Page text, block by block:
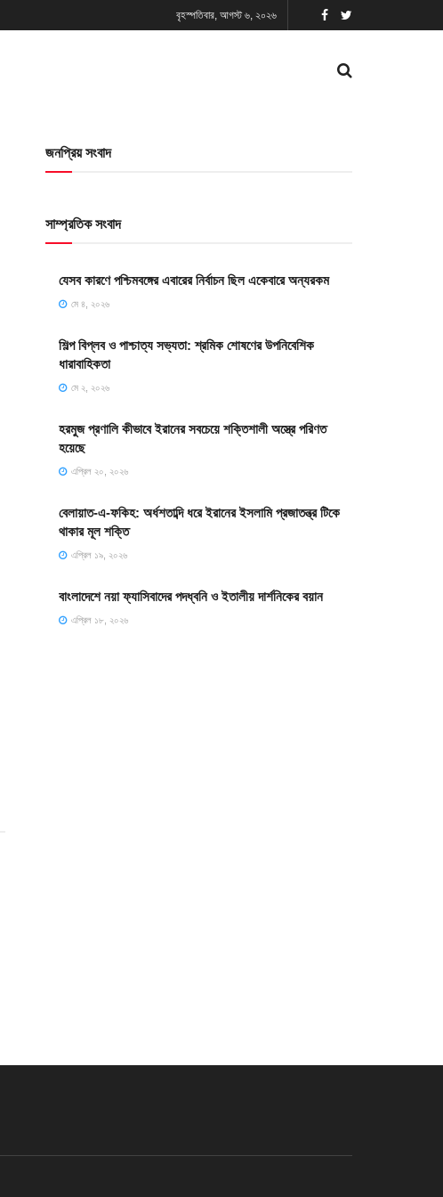
বৃহস্পতিবার, আগস্ট ৬, ২০২৬
জনপ্রিয় সংবাদ
সাম্প্রতিক সংবাদ
যেসব কারণে পশ্চিমবঙ্গের এবারের নির্বাচন ছিল একেবারে অন্যরকম
মে ৪, ২০২৬
শিল্প বিপ্লব ও পাশ্চাত্য সভ্যতা: শ্রমিক শোষণের উপনিবেশিক
ধারাবাহিকতা
মে ২, ২০২৬
হরমুজ প্রণালি কীভাবে ইরানের সবচেয়ে শক্তিশালী অস্ত্রে পরিণত
হয়েছে
এপ্রিল ২০, ২০২৬
বেলায়াত-এ-ফকিহ: অর্ধশতাব্দি ধরে ইরানের ইসলামি প্রজাতন্ত্র টিকে
থাকার মূল শক্তি
এপ্রিল ১৯, ২০২৬
বাংলাদেশে নয়া ফ্যাসিবাদের পদধ্বনি ও ইতালীয় দার্শনিকের বয়ান
এপ্রিল ১৮, ২০২৬